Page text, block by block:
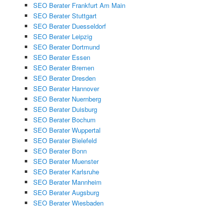
SEO Berater Frankfurt Am Main
SEO Berater Stuttgart
SEO Berater Duesseldorf
SEO Berater Leipzig
SEO Berater Dortmund
SEO Berater Essen
SEO Berater Bremen
SEO Berater Dresden
SEO Berater Hannover
SEO Berater Nuernberg
SEO Berater Duisburg
SEO Berater Bochum
SEO Berater Wuppertal
SEO Berater Bielefeld
SEO Berater Bonn
SEO Berater Muenster
SEO Berater Karlsruhe
SEO Berater Mannheim
SEO Berater Augsburg
SEO Berater Wiesbaden